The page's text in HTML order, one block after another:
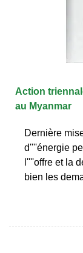
Action
au Myanmar
Dernière
d''''énergie
l''''offre et la
bien les